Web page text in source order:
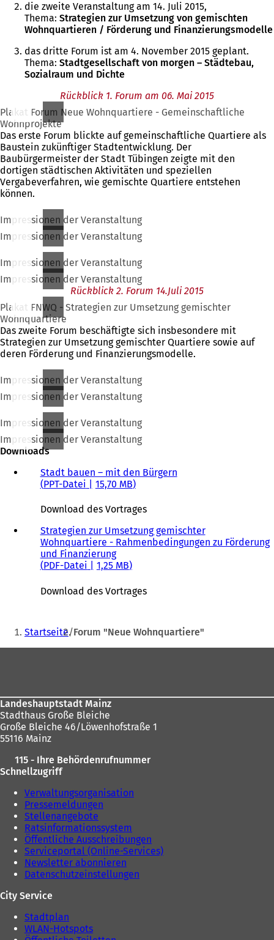
die zweite Veranstaltung am 14. Juli 2015,
Thema: Strategien zur Umsetzung von gemischten
Wohnquartieren / Förderung und Finanzierungsmodelle
das dritte Forum ist am 4. November 2015 geplant.
Thema: Stadtgesellschaft von morgen – Städtebau,
Sozialraum und Dichte
Rückblick 1. Forum am 06. Mai 2015
Plakat Forum Neue Wohnquartiere - Gemeinschaftliche
Wohnprojekte
Das erste Forum blickte auf gemeinschaftliche Quartiere als
Baustein zukünftiger Stadtentwicklung. Der
Baubürgermeister der Stadt Tübingen zeigte mit den
dortigen städtischen Aktivitäten und speziellen
Vergabeverfahren, wie gemischte Quartiere entstehen
können.
Impressionen der Veranstaltung
Impressionen der Veranstaltung
Impressionen der Veranstaltung
Impressionen der Veranstaltung
Rückblick 2. Forum 14.Juli 2015
Plakat FNWQ - Strategien zur Umsetzung gemischter
Wohnquartiere
Das zweite Forum beschäftigte sich insbesondere mit
Strategien zur Umsetzung gemischter Quartiere sowie auf
deren Förderung und Finanzierungsmodelle.
Impressionen der Veranstaltung
Impressionen der Veranstaltung
Impressionen der Veranstaltung
Impressionen der Veranstaltung
Downloads
Stadt bauen – mit den Bürgern
PPT-Datei
15,70 MB
Download des Vortrages
Strategien zur Umsetzung gemischter
Wohnquartiere - Rahmenbedingungen zu Förderung
und Finanzierung
PDF-Datei 1,25 MB
Download des Vortrages
Sie
befinden
Startseite Forum "Neue Wohnquartiere"
Landeshauptstadt Mainz
Stadthaus Große Bleiche
Große Bleiche 46/Löwenhofstraße 1
55116 Mainz
115 - Ihre Behördenrufnummer
Schnellzugriff
Verwaltungsorganisation
Pressemeldungen
Stellenangebote
Ratsinformationssystem
Öffentliche Ausschreibungen
Serviceportal (Online-Services)
Newsletter abonnieren
Datenschutzeinstellungen
City Service
Stadtplan
WLAN-Hotspots